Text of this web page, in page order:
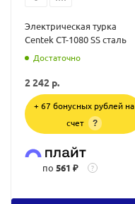
Электрическая турка
Centek CT-1080 SS сталь
Достаточно
2 242 р.
+ 67 бонусных рублей на
счет
?
по 561 ₽ ?